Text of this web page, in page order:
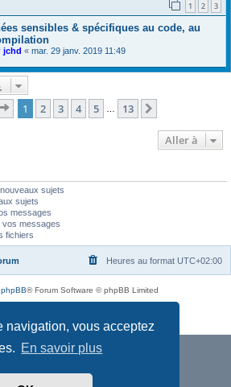
navigation, vous acceptez
En savoir plus
1 2 3
sensibles & spécifiques au code, au
jchd « mar. 29 janv. 2019 11:49
Page 1sur13
1 2 3 4 5 13
Aller à
sujets
sujets
messages
vos messages
fichiers
Heures au format UTC+02:00
phpBB® Forum Software © phpBB Limited
Traduit parphpBB-fr.com